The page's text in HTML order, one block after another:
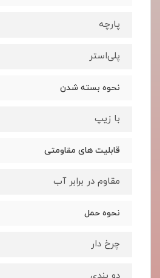
پارچه
پلی‌استر
نحوه بسته شدن
با زیپ
قابلیت های مقاومتی
مقاوم در برابر آب
نحوه حمل
چرخ دار